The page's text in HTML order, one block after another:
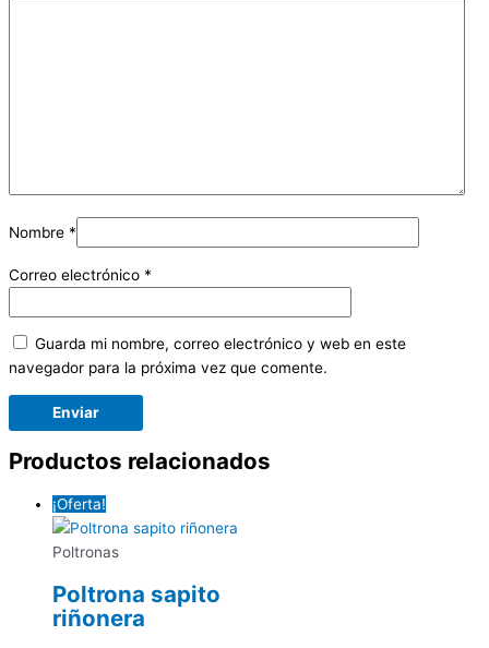
Nombre *
Correo electrónico *
Guarda mi nombre, correo electrónico y web en este
navegador para la próxima vez que comente.
Productos relacionados
¡Oferta!
Poltronas
Poltrona sapito
riñonera